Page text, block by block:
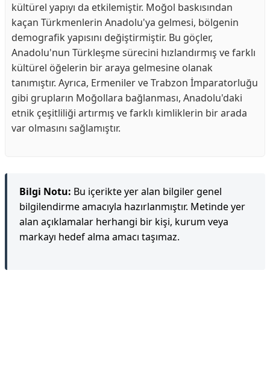
kültürel yapıyı da etkilemiştir. Moğol baskısından
kaçan Türkmenlerin Anadolu'ya gelmesi, bölgenin
demografik yapısını değiştirmiştir. Bu göçler,
Anadolu'nun Türkleşme sürecini hızlandırmış ve farklı
kültürel öğelerin bir araya gelmesine olanak
tanımıştır. Ayrıca, Ermeniler ve Trabzon İmparatorluğu
gibi grupların Moğollara bağlanması, Anadolu'daki
etnik çeşitliliği artırmış ve farklı kimliklerin bir arada
var olmasını sağlamıştır.
Bilgi Notu: Bu içerikte yer alan bilgiler genel
bilgilendirme amacıyla hazırlanmıştır. Metinde yer
alan açıklamalar herhangi bir kişi, kurum veya
markayı hedef alma amacı taşımaz.